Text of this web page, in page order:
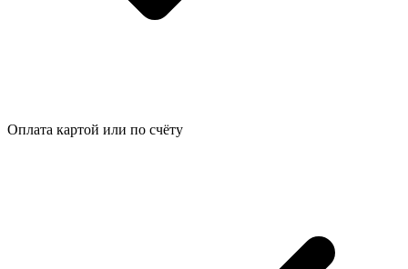
Оплата картой или по счёту